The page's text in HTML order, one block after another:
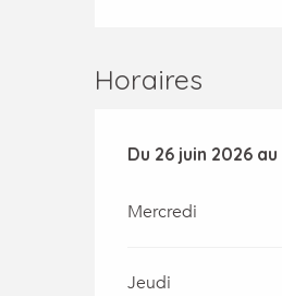
Horaires
Du 26 juin 2026 au
Du 26 juin 2026 au
Mercredi
Jeudi